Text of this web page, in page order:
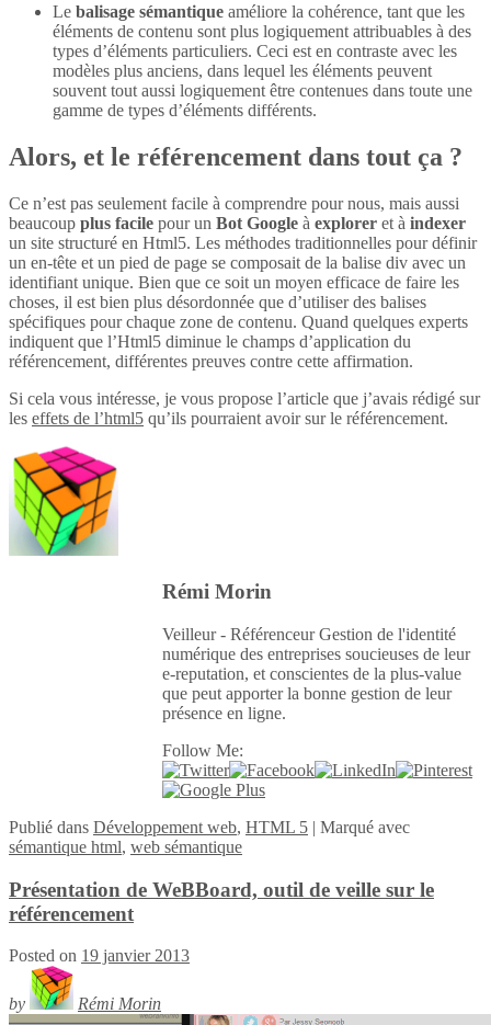
Le balisage sémantique améliore la cohérence, tant que les
éléments de contenu sont plus logiquement attribuables à des
types d’éléments particuliers. Ceci est en contraste avec les
modèles plus anciens, dans lequel les éléments peuvent
souvent tout aussi logiquement être contenues dans toute une
gamme de types d’éléments différents.
Alors, et le référencement dans tout ça ?
Ce n’est pas seulement facile à comprendre pour nous, mais aussi
beaucoup plus facile pour un Bot Google à explorer et à indexer
un site structuré en Html5. Les méthodes traditionnelles pour définir
un en-tête et un pied de page se composait de la balise div avec un
identifiant unique. Bien que ce soit un moyen efficace de faire les
choses, il est bien plus désordonnée que d’utiliser des balises
spécifiques pour chaque zone de contenu. Quand quelques experts
indiquent que l’Html5 diminue le champs d’application du
référencement, différentes preuves contre cette affirmation.
Si cela vous intéresse, je vous propose l’article que j’avais rédigé sur
les effets de l’html5 qu’ils pourraient avoir sur le référencement.
Rémi Morin
Veilleur - Référenceur Gestion de l'identité
numérique des entreprises soucieuses de leur
e-reputation, et conscientes de la plus-value
que peut apporter la bonne gestion de leur
présence en ligne.
Follow Me:
Publié dans Développement web, HTML 5 | Marqué avec
sémantique html, web sémantique
Présentation de WeBBoard, outil de veille sur le
référencement
Posted on 19 janvier 2013
by Rémi Morin